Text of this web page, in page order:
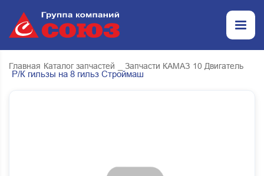
Главная Каталог запчастей _ Запчасти КАМАЗ 10 Двигатель
Р/К гильзы на 8 гильз Строймаш